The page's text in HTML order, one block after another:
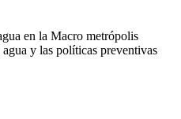
en la Macro metrópolis
y las políticas preventivas